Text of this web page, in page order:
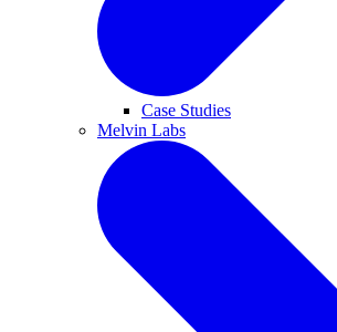
Case Studies
Melvin Labs